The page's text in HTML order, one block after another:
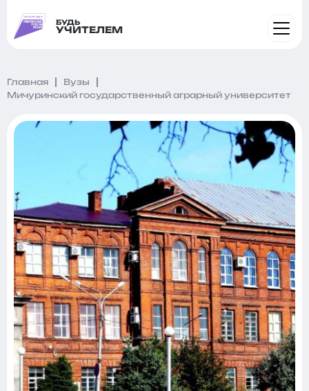
БУДЬ
УЧИТЕЛЕМ
Главная
Вузы
Мичуринский государственный аграрный университет